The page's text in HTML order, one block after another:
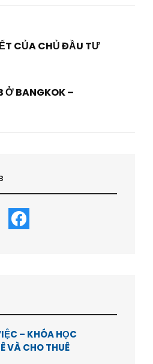
CỦA CHỦ ĐẦU TƯ
Ở BANGKOK –
– KHÓA HỌC
VÀ CHO THUÊ